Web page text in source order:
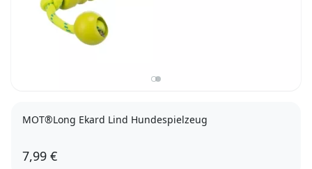
MOT®Long Ekard Lind Hundespielzeug
7,99 €